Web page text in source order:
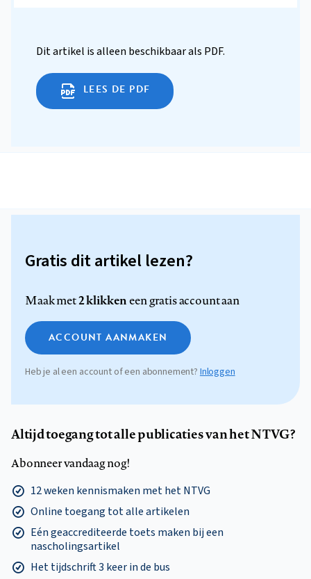
Dit artikel is alleen beschikbaar als PDF.
LEES DE PDF
Gratis dit artikel lezen?
Maak met2 klikkeneen gratis account aan
ACCOUNT AANMAKEN
Heb je al een account of een abonnement? Inloggen
Altijd toegang tot alle publicaties van het NTVG?
Abonneer vandaag nog!
12 weken kennismaken met het NTVG
Online toegang tot alle artikelen
Eén geaccrediteerde toets maken bij een
nascholingsartikel
Het tijdschrift 3 keer in de bus